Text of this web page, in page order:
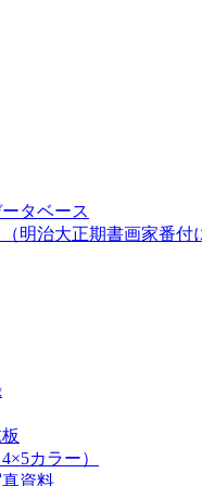
タベース
明治大正期書画家番付
カラー）
資料